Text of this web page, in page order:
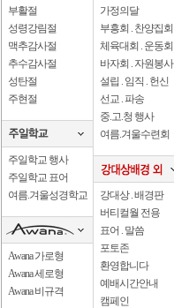
부활절
성령강림절
맥추감사절
추수감사절
성탄절
주현절
주일학교 행사
주일학교 표어
여름.겨울성경학교
Awana 가로형
Awana 세로형
Awana 비규격
가정의달
부흥회 . 찬양집회
체육대회 . 운동회
바자회 . 자원봉사
설립 . 임직 . 헌신
선교 . 파송
중.고.청 행사
여름.겨울수련회
강대상 . 배경판
버티컬월 전용
표어 . 말씀
포토존
환영합니다
예배시간안내
캠페인